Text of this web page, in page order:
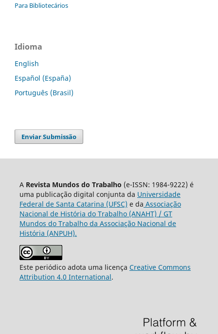
Para Bibliotecários
Idioma
English
Español (España)
Português (Brasil)
Enviar Submissão
A Revista Mundos do Trabalho (e-ISSN: 1984-9222) é
uma publicação digital conjunta da Universidade
Federal de Santa Catarina (UFSC) e da Associação
Nacional de História do Trabalho (ANAHT) / GT
Mundos do Trabalho da Associação Nacional de
História (ANPUH).
Este periódico adota uma licença Creative Commons
Attribution 4.0 International.